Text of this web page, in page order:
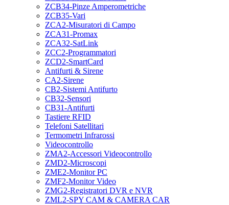
ZCB34-Pinze Amperometriche
ZCB35-Vari
ZCA2-Misuratori di Campo
ZCA31-Promax
ZCA32-SatLink
ZCC2-Programmatori
ZCD2-SmartCard
Antifurti & Sirene
CA2-Sirene
CB2-Sistemi Antifurto
CB32-Sensori
CB31-Antifurti
Tastiere RFID
Telefoni Satellitari
Termometri Infrarossi
Videocontrollo
ZMA2-Accessori Videocontrollo
ZMD2-Microscopi
ZME2-Monitor PC
ZMF2-Monitor Video
ZMG2-Registratori DVR e NVR
ZML2-SPY CAM & CAMERA CAR